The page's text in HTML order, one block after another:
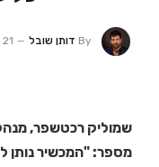
By דותן שובל 21 במאי 2021
מספר: "המכשיר נותן